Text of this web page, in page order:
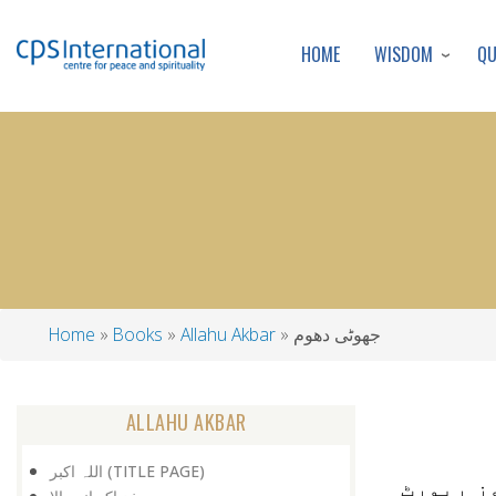
HOME WISDOM
Home Books Allahu Akbar جھوٹی دھوم
ALLAHU AKBAR
اللہ اکبر (TITLE PAGE)
آموز رپورٹ